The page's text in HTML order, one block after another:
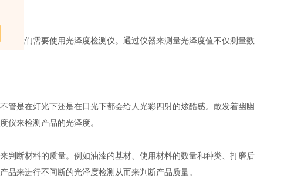
我们需要使用光泽度检测仪。通过仪器来测量光泽度值不仅测量数
是在灯光下还是在日光下都会给人光彩四射的炫酷感。散发着幽幽
仪来检测产品的光泽度。
断材料的质量。例如油漆的基材、使用材料的数量和种类、打磨后
来进行不间断的光泽度检测从而来判断产品质量。